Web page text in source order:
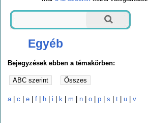
Egyéb
Bejegyzések ebben a témakörben:
a|c |e |f h |i k |m |n |o |p |s |t |u |v